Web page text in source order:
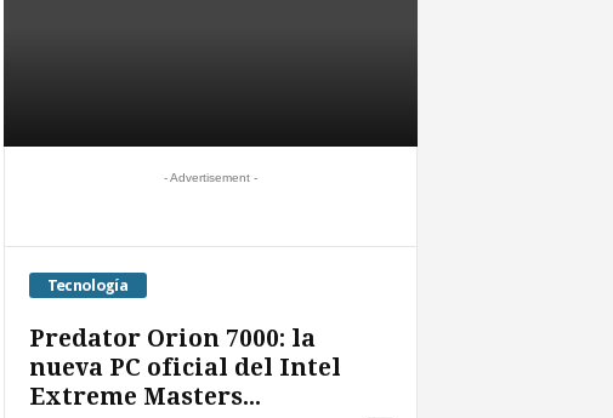
- Advertisement -
Tecnología
Predator Orion 7000: la
nueva PC oficial del Intel
Extreme Masters...